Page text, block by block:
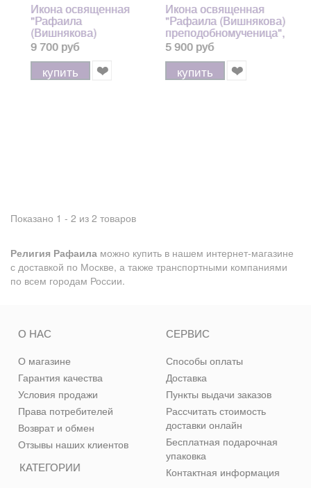
Икона освященная
"Рафаила
(Вишнякова)
преподобномученица",
в киоте 20x24 см
9 700 руб
купить
Икона освященная
"Рафаила (Вишнякова)
преподобномученица",
14x18 см
5 900 руб
купить
Показано 1 - 2 из 2 товаров
Религия Рафаила можно купить в нашем интернет-магазине
с доставкой по Москве, а также транспортными компаниями
по всем городам России.
КАТЕГОРИИ
О НАС
О магазине
Гарантия качества
Условия продажи
Права потребителей
Возврат и обмен
Отзывы наших клиентов
СЕРВИС
Способы оплаты
Доставка
Пункты выдачи заказов
Рассчитать стоимость
доставки онлайн
Бесплатная подарочная
упаковка
Контактная информация